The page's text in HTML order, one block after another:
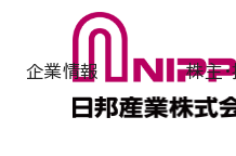
企業情報 株主